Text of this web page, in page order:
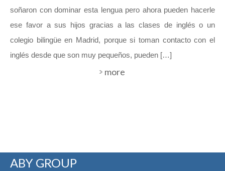
soñaron con dominar esta lengua pero ahora pueden hacerle
ese favor a sus hijos gracias a las clases de inglés o un
colegio bilingüe en Madrid, porque si toman contacto con el
inglés desde que son muy pequeños, pueden […]
more
ABY GROUP